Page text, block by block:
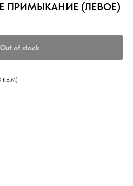
ПРИМЫКАНИЕ (ЛЕВОЕ)
Out of stock
КВ.М)